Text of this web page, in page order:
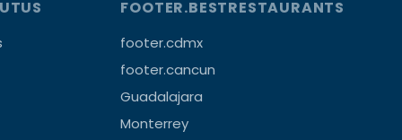
FOOTER.BESTRESTAURANTS
footer.cdmx
footer.cancun
Guadalajara
Monterrey